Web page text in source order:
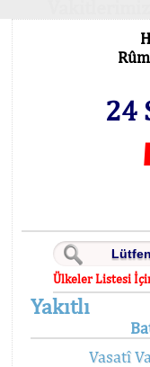
24
Ülkeler Listesi
Yakıtlı
Vasatî